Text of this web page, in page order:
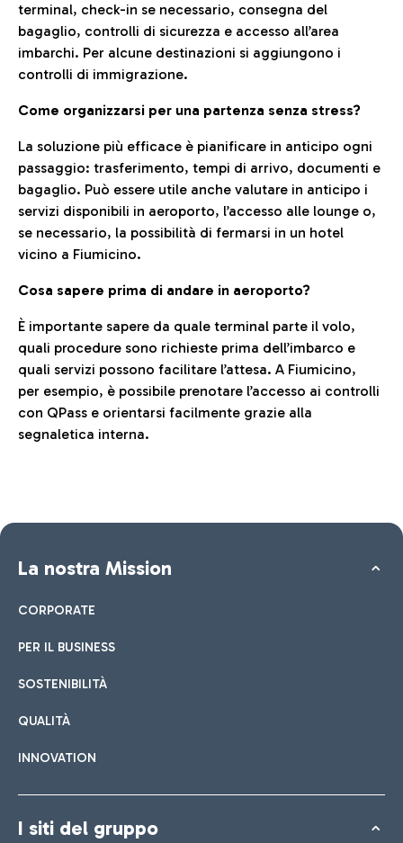
terminal, check-in se necessario, consegna del
bagaglio, controlli di sicurezza e accesso all’area
imbarchi. Per alcune destinazioni si aggiungono i
controlli di immigrazione.
Come organizzarsi per una partenza senza stress?
La soluzione più efficace è pianificare in anticipo ogni
passaggio: trasferimento, tempi di arrivo, documenti e
bagaglio. Può essere utile anche valutare in anticipo i
servizi disponibili in aeroporto, l’accesso alle lounge o,
se necessario, la possibilità di fermarsi in un hotel
vicino a Fiumicino.
Cosa sapere prima di andare in aeroporto?
È importante sapere da quale terminal parte il volo,
quali procedure sono richieste prima dell’imbarco e
quali servizi possono facilitare l’attesa. A Fiumicino,
per esempio, è possibile prenotare l’accesso ai controlli
con QPass e orientarsi facilmente grazie alla
segnaletica interna.
La nostra Mission
CORPORATE
PER IL BUSINESS
SOSTENIBILITÀ
QUALITÀ
INNOVATION
I siti del gruppo